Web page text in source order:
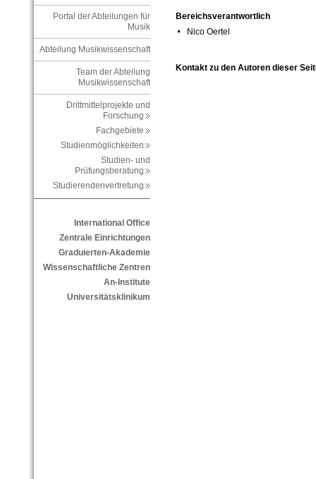
Portal der Abteilungen für
Musik
Abteilung Musikwissenschaft
Team der Abteilung
Musikwissenschaft
Drittmittelprojekte und
Forschung
Fachgebiete
Studienmöglichkeiten
Studien- und
Prüfungsberatung
Studierendenvertretung
International Office
Zentrale Einrichtungen
Graduierten-Akademie
Wissenschaftliche Zentren
An-Institute
Universitätsklinikum
Bereichsverantwortlich
Nico Oertel
Kontakt zu den Autoren dieser